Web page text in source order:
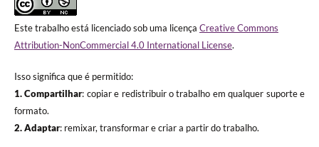
Este trabalho está licenciado sob uma licença Creative Commons
Attribution-NonCommercial 4.0 International License.
Isso significa que é permitido:
1. Compartilhar: copiar e redistribuir o trabalho em qualquer suporte e
formato.
2. Adaptar: remixar, transformar e criar a partir do trabalho.